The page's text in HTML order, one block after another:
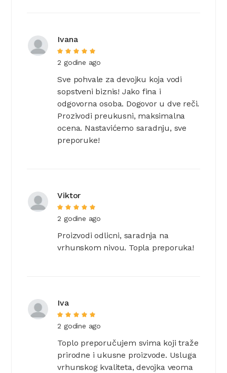
Ivana
2 godine ago
Sve pohvale za devojku koja vodi
sopstveni biznis! Jako fina i
odgovorna osoba. Dogovor u dve reči.
Prozivodi preukusni, maksimalna
ocena. Nastavićemo saradnju, sve
preporuke!
Viktor
2 godine ago
Proizvodi odlicni, saradnja na
vrhunskom nivou. Topla preporuka!
Iva
2 godine ago
Toplo preporučujem svima koji traže
prirodne i ukusne proizvode. Usluga
vrhunskog kvaliteta, devojka veoma